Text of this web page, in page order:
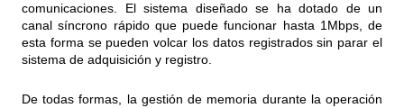
comunicaciones. El sistema diseñado se ha dotado de un
canal síncrono rápido que puede funcionar hasta 1Mbps, de
esta forma se pueden volcar los datos registrados sin parar el
sistema de adquisición y registro.
De todas formas, la gestión de memoria durante la operación